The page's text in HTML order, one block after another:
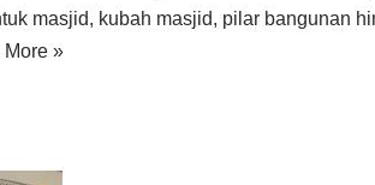
masjid, kubah masjid, pilar bangunan
More »